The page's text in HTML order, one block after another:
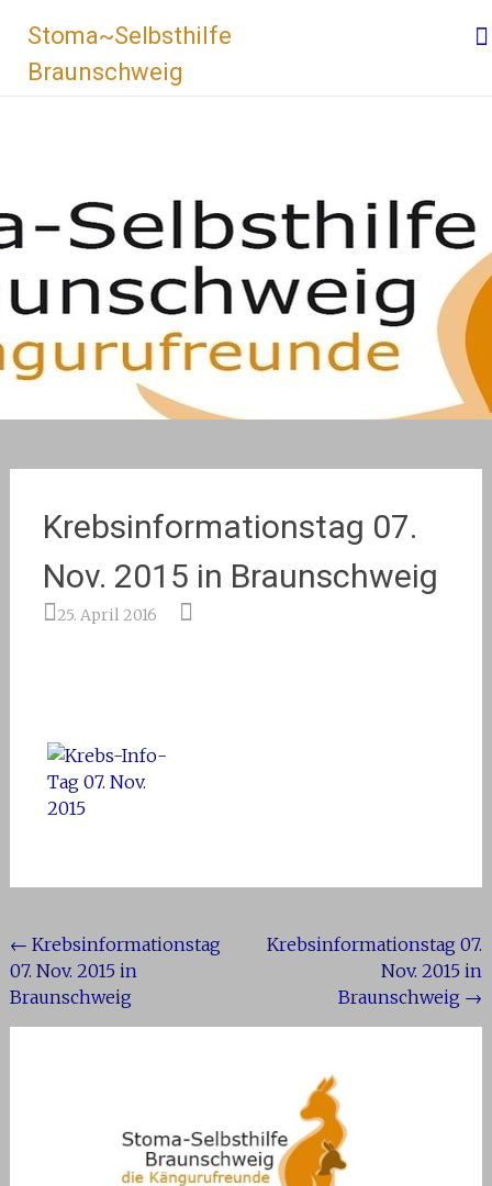
Inhalt
springen
Stoma~Selbsthilfe
Braunschweig
Krebsinformationstag 07.
Nov. 2015 in Braunschweig
25. April 2016
Beitragsnavigation
← Krebsinformationstag
07. Nov. 2015 in
Braunschweig
Krebsinformationstag 07.
Nov. 2015 in
Braunschweig →